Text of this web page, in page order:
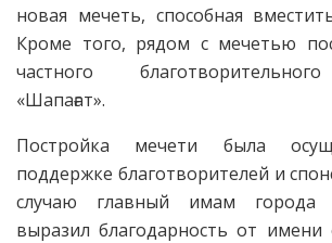
новая мечеть, способная
Кроме того, рядом с мечетью
частного
«Шапағат».
Постройка мечети была
поддержке благотворителей и
случаю главный имам города
выразил благодарность от